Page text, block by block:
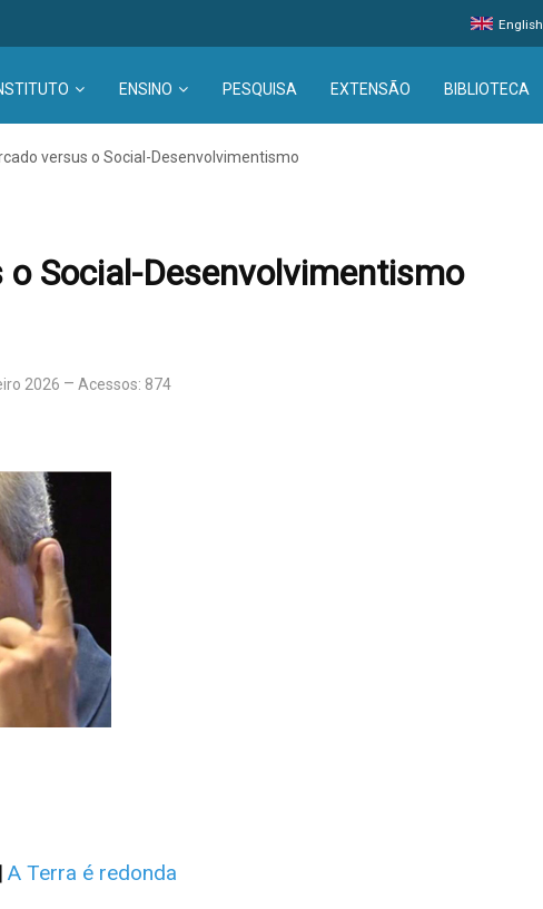
English
ENSINO PESQUISA EXTENSÃO BIBLIOTECA
versus o Social-Desenvolvimentismo
Social-Desenvolvimentismo
2026 Acessos: 874
A Terra é redonda